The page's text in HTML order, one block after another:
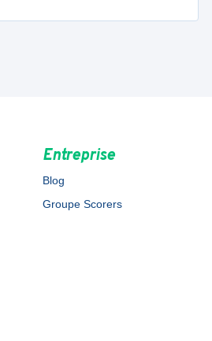
Entreprise
Blog
Groupe Scorers